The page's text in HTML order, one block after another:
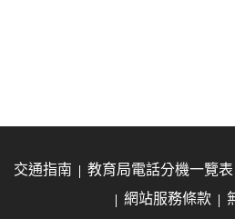
交通指南 教育局電話分機一覽表
網站服務條款